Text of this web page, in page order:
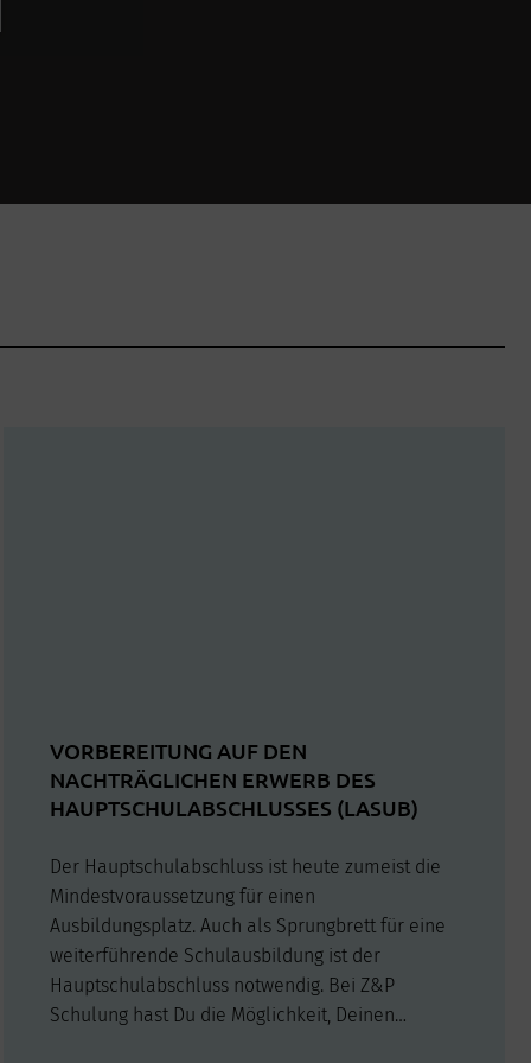
VORBEREITUNG AUF DEN
NACHTRÄGLICHEN ERWERB DES
HAUPTSCHULABSCHLUSSES (LASUB)
Der Hauptschulabschluss ist heute zumeist die
Mindestvoraussetzung für einen
Ausbildungsplatz. Auch als Sprungbrett für eine
weiterführende Schulausbildung ist der
Hauptschulabschluss notwendig. Bei Z&P
Schulung hast Du die Möglichkeit, Deinen